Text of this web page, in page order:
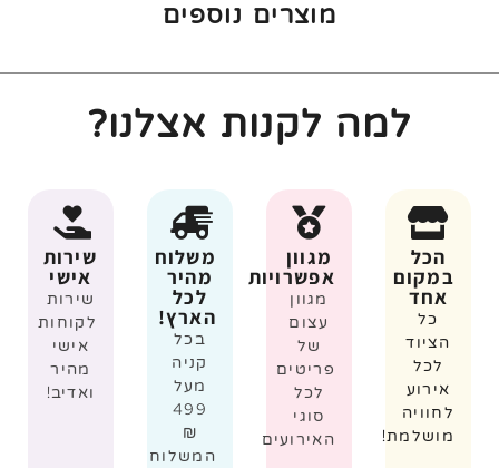
מוצרים נוספים
למה לקנות אצלנו?
הכל
במקום
אחד
כל
הציוד
לכל
אירוע
לחוויה
מושלמת!
מגוון
אפשרויות
מגוון
עצום
של
פריטים
לכל
סוגי
האירועים
משלוח
מהיר
לכל
הארץ!
בכל
קניה
מעל
499
₪
המשלוח
שירות
אישי
שירות
לקוחות
אישי
מהיר
ואדיב!